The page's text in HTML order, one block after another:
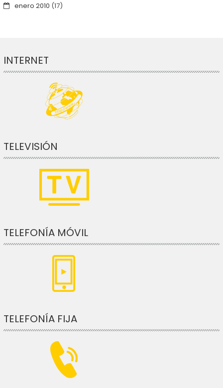
enero 2010 (17)
INTERNET
TELEVISIÓN
TELEFONÍA MÓVIL
TELEFONÍA FIJA